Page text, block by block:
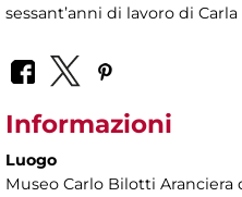
sessant’anni di lavoro di
Informazioni
Luogo
Museo Carlo Bilotti Aranciera